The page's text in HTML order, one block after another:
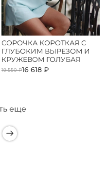
СОРОЧКА КОРОТКАЯ С
ГЛУБОКИМ ВЫРЕЗОМ И
КРУЖЕВОМ ГОЛУБАЯ
19 550 ₽16 618 ₽
еще